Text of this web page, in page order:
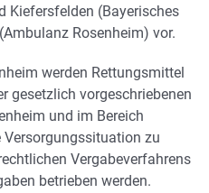
Kiefersfelden (Bayerisches
Rosenheim) vor.
werden Rettungsmittel
gesetzlich vorgeschriebenen
und im Bereich
zu
Vergabeverfahrens
betrieben werden.